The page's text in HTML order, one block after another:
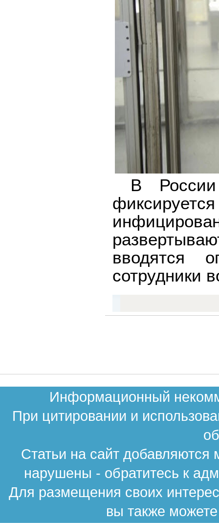
В России
вводятся
сотрудники
Информационный
При цитировании и
Статьи на сайт
нарушены - обратитесь к
Для размещения своих
вы также